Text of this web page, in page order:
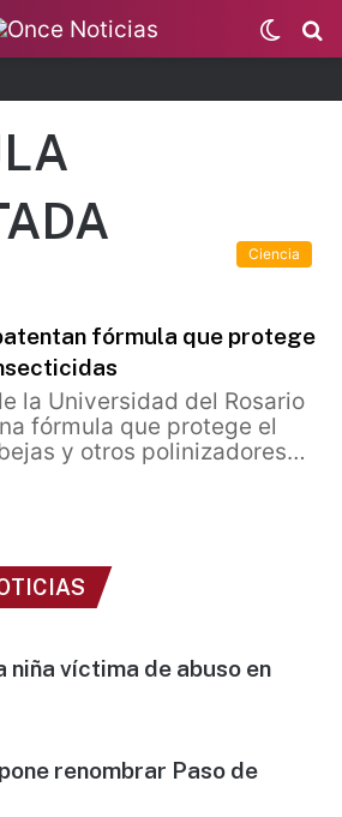
Switch
skin
Ciencia
fórmula que protege
la Universidad del Rosario
fórmula que protege el
y otros polinizadores…
niña víctima de abuso en
renombrar Paso de